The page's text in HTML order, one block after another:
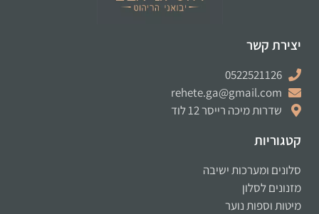
יצירת קשר
0522521126
rehete.ga@gmail.com
שדרות מיכה רייסר 12 לוד
קטגוריות
סלונים ומערכות ישיבה
מזנונים לסלון
מיטות וספות נוער